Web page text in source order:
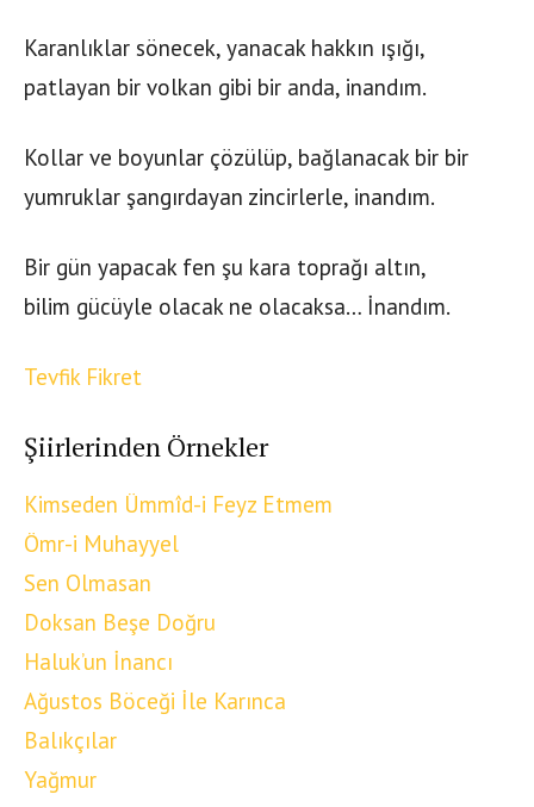
Karanlıklar sönecek, yanacak hakkın ışığı,
patlayan bir volkan gibi bir anda, inandım.
Kollar ve boyunlar çözülüp, bağlanacak bir bir
yumruklar şangırdayan zincirlerle, inandım.
Bir gün yapacak fen şu kara toprağı altın,
bilim gücüyle olacak ne olacaksa… İnandım.
Tevfik Fikret
Şiirlerinden Örnekler
Kimseden Ümmîd-i Feyz Etmem
Ömr-i Muhayyel
Sen Olmasan
Doksan Beşe Doğru
Haluk’un İnancı
Ağustos Böceği İle Karınca
Balıkçılar
Yağmur